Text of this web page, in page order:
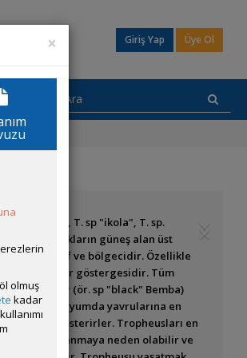
Giriş Yap Üye Ol
T. sp. "red", T. sp "ikola", T. sp.
kayalıkların güneş alan üst
agresif ve bölgecidir. Özellikle
bir göstergesidir. Tüm
Bazı türler (ör. sp "black" Bemba)
gider. Akvaryumda yavrularına en
gösterirler. Tropheusları en
çaprazlanmaya neden olabilir ve
×
olmuş
kadar